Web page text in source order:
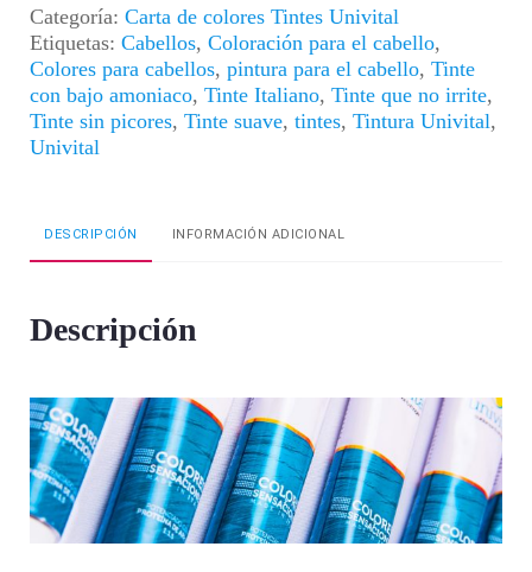
Color
Rubio
Ultraclaro
Beige
|
12.113
Categoría: Carta de colores Tintes Univital
Etiquetas: Cabellos, Coloración para el cabello,
Colores para cabellos, pintura para el cabello, Tinte
con bajo amoniaco, Tinte Italiano, Tinte que no irrite,
Tinte sin picores, Tinte suave, tintes, Tintura Univital,
Univital
DESCRIPCIÓN INFORMACIÓN ADICIONAL
Descripción